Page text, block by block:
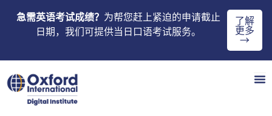
急需英语考试成绩？ 为帮您赶上紧迫的申请截止
日期，我们可提供当日口语考试服务。
了解
更多
→